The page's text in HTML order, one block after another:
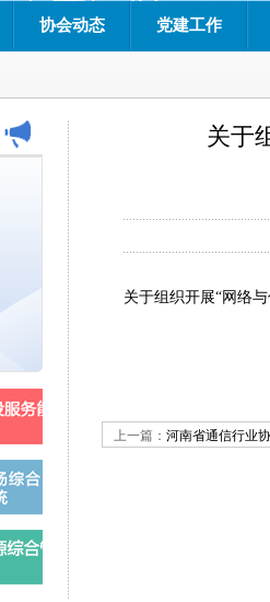
协会动态 党建工作
关于
关于组织开展“网络
上一篇： 河南省通信行业